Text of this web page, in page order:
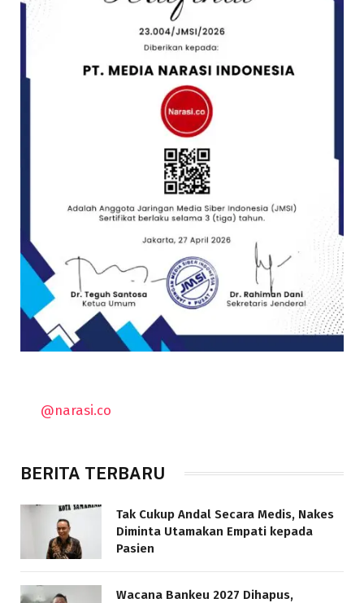
@narasi.co
BERITA TERBARU
Tak Cukup Andal Secara Medis, Nakes
Diminta Utamakan Empati kepada
Pasien
Wacana Bankeu 2027 Dihapus,